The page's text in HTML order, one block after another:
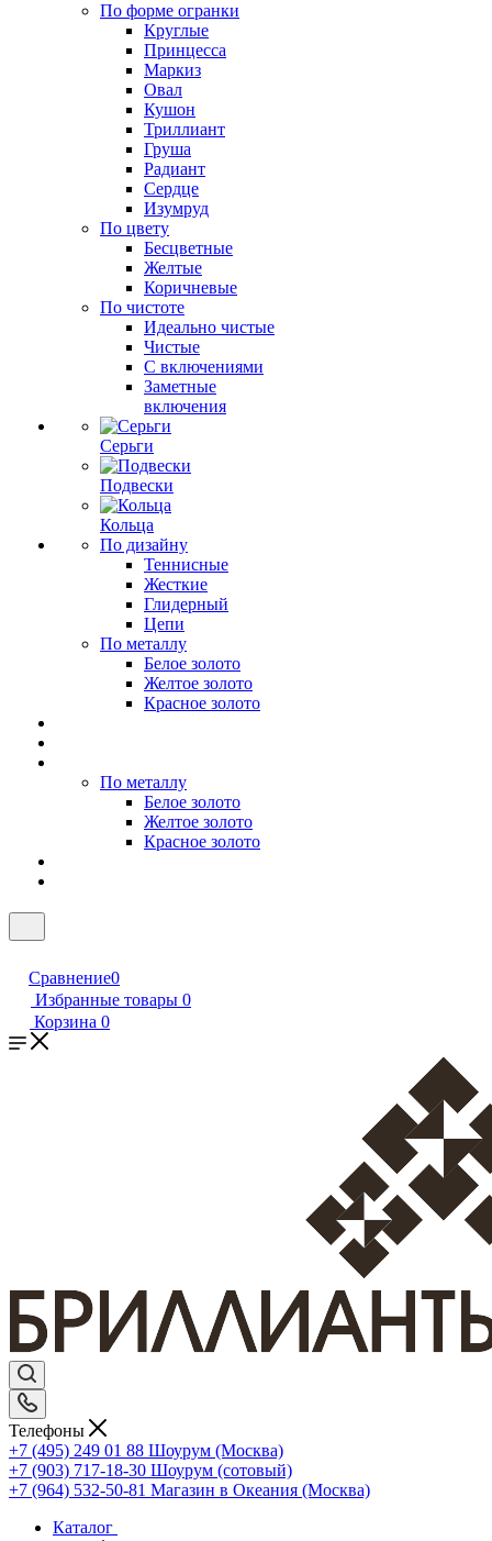
По форме огранки
Круглые
Принцесса
Маркиз
Овал
Кушон
Триллиант
Груша
Радиант
Сердце
Изумруд
По цвету
Бесцветные
Желтые
Коричневые
По чистоте
Идеально чистые
Чистые
С включениями
Заметные
включения
Серьги
Подвески
Кольца
По дизайну
Теннисные
Жесткие
Глидерный
Цепи
По металлу
Белое золото
Желтое золото
Красное золото
По металлу
Белое золото
Желтое золото
Красное золото
Сравнение0
Избранные товары 0
Корзина 0
Телефоны
+7 (495) 249 01 88 Шоурум (Москва)
+7 (903) 717-18-30 Шоурум (сотовый)
+7 (964) 532-50-81 Магазин в Океания (Москва)
Каталог